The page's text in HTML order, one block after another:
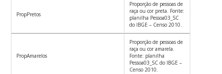
PropPretos
Proporção de pessoas de
raça ou cor preta. Fonte:
planilha Pessoa03_SC
do IBGE – Censo 2010.
PropAmarelos
Proporção de pessoas de
raça ou cor amarela.
Fonte: planilha
Pessoa03_SC do IBGE –
Censo 2010.